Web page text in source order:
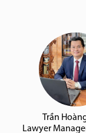
Trần
Lawyer